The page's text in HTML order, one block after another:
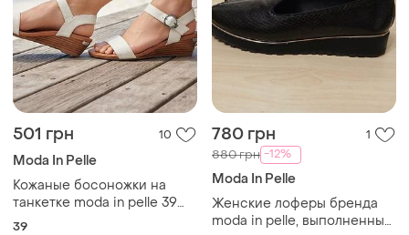
501 грн 10
Moda In Pelle
Кожаные босоножки на
танкетке moda in pelle 39
размера
39
780 грн 1
880 грн -12%
Moda In Pelle
Женские лоферы бренда
moda in pelle, выполненные